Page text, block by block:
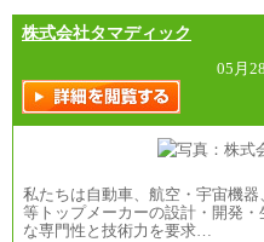
※雇用形態につ
員となります
株式会社タマディック
05月
私たちは自動車、航空・宇宙機
等トップメーカーの設計・開発
な専門性と技術力を要求…